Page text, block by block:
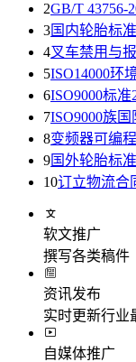
2GB/T 43756-
3国内轮胎标
4叉车禁用与
5ISO14000环
6ISO9000标准
7ISO9000族
8变频器可编
9国外轮胎标
10订立物流合
软文推广
撰写各类稿件
资讯发布
实时更新行业
自媒体推广